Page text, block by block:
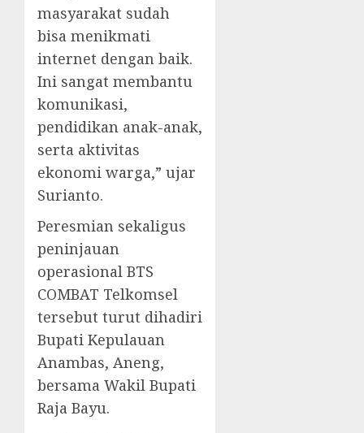
masyarakat sudah
bisa menikmati
internet dengan baik.
Ini sangat membantu
komunikasi,
pendidikan anak-anak,
serta aktivitas
ekonomi warga,” ujar
Surianto.
Peresmian sekaligus
peninjauan
operasional BTS
COMBAT Telkomsel
tersebut turut dihadiri
Bupati Kepulauan
Anambas, Aneng,
bersama Wakil Bupati
Raja Bayu.